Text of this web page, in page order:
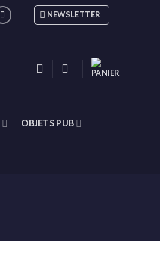
NEWSLETTER
OBJETS PUB